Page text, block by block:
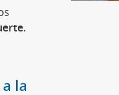
.
la